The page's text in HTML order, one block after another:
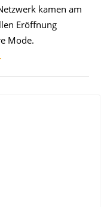
kamen am
Eröffnung
Mode.